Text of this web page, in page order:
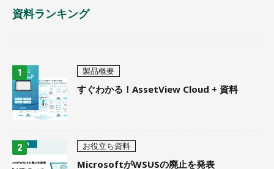
資料ランキング
製品概要
すぐわかる！AssetView Cloud + 資料
お役立ち資料
MicrosoftがWSUSの廃止を発表